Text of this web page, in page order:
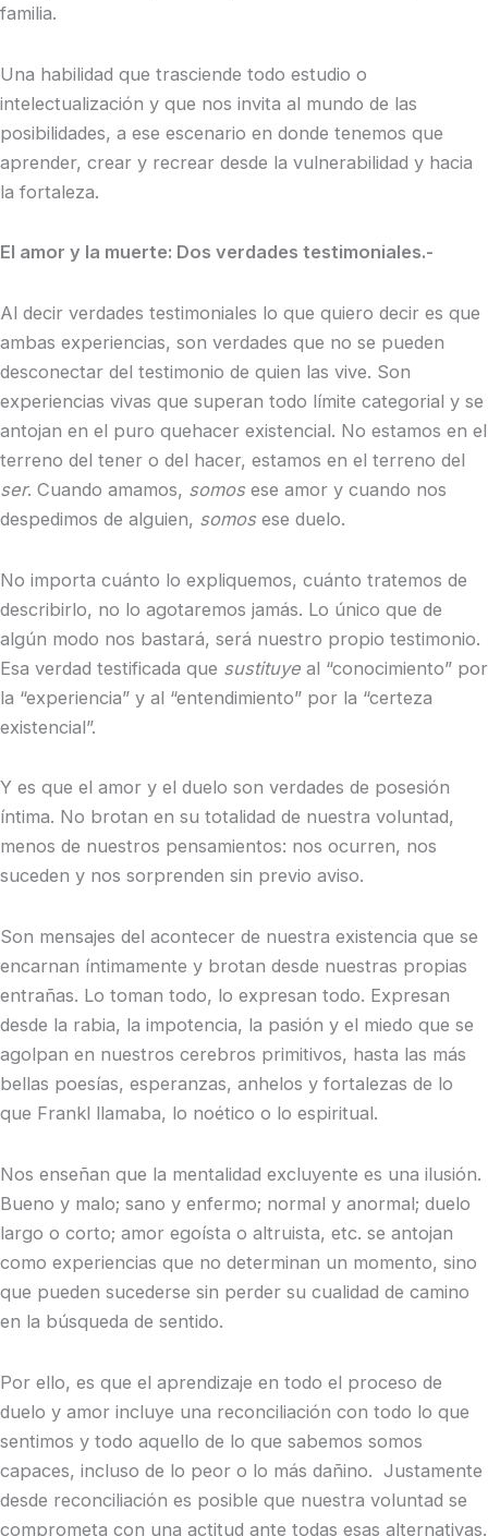
familia.
Una habilidad que trasciende todo estudio o
intelectualización y que nos invita al mundo de las
posibilidades, a ese escenario en donde tenemos que
aprender, crear y recrear desde la vulnerabilidad y hacia
la fortaleza.
El amor y la muerte: Dos verdades testimoniales.-
Al decir verdades testimoniales lo que quiero decir es que
ambas experiencias, son verdades que no se pueden
desconectar del testimonio de quien las vive. Son
experiencias vivas que superan todo límite categorial y se
antojan en el puro quehacer existencial. No estamos en el
terreno del tener o del hacer, estamos en el terreno del
ser. Cuando amamos, somosese amor y cuando nos
despedimos de alguien, somosese duelo.
No importa cuánto lo expliquemos, cuánto tratemos de
describirlo, no lo agotaremos jamás. Lo único que de
algún modo nos bastará, será nuestro propio testimonio.
Esa verdad testificada que sustituye al “conocimiento” por
la “experiencia” y al “entendimiento” por la “certeza
existencial”.
Y es que el amor y el duelo son verdades de posesión
íntima. No brotan en su totalidad de nuestra voluntad,
menos de nuestros pensamientos: nos ocurren, nos
suceden y nos sorprenden sin previo aviso.
Son mensajes del acontecer de nuestra existencia que se
encarnan íntimamente y brotan desde nuestras propias
entrañas. Lo toman todo, lo expresan todo. Expresan
desde la rabia, la impotencia, la pasión y el miedo que se
agolpan en nuestros cerebros primitivos, hasta las más
bellas poesías, esperanzas, anhelos y fortalezas de lo
que Frankl llamaba, lo noético o lo espiritual.
Nos enseñan que la mentalidad excluyente es una ilusión.
Bueno y malo; sano y enfermo; normal y anormal; duelo
largo o corto; amor egoísta o altruista, etc. se antojan
como experiencias que no determinan un momento, sino
que pueden sucederse sin perder su cualidad de camino
en la búsqueda de sentido.
Por ello, es que el aprendizaje en todo el proceso de
duelo y amor incluye una reconciliación con todo lo que
sentimos y todo aquello de lo que sabemos somos
capaces, incluso de lo peor o lo más dañino. Justamente
desde reconciliación es posible que nuestra voluntad se
comprometa con una actitud ante todas esas alternativas.